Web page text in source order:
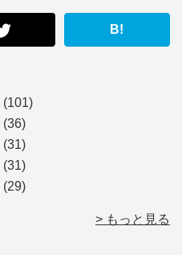
B!
(101)
(36)
(31)
(31)
(29)
> もっと見る